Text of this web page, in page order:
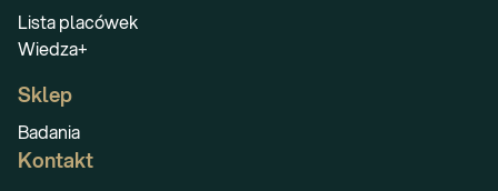
Lista placówek
Wiedza+
Sklep
Badania
Kontakt